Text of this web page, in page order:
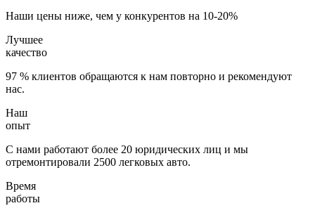
Наши цены ниже, чем у конкурентов на 10-20%
Лучшее
качество
97 % клиентов обращаются к нам повторно и рекомендуют
нас.
Наш
опыт
С нами работают более 20 юридических лиц и мы
отремонтировали 2500 легковых авто.
Время
работы